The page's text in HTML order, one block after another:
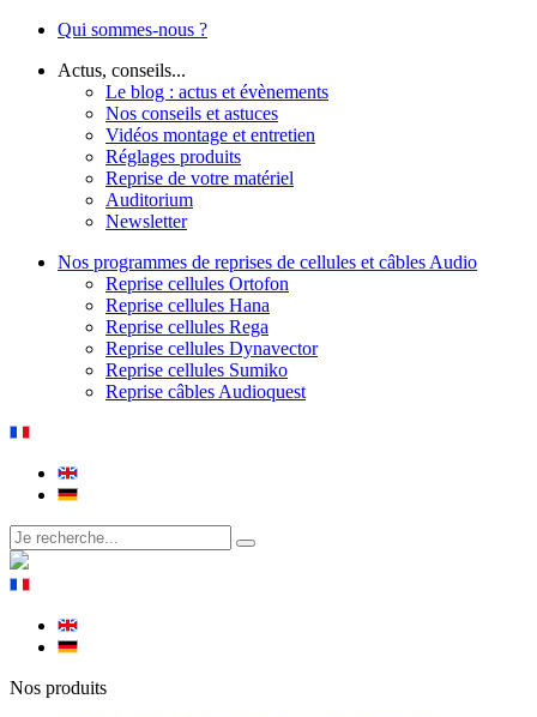
Qui sommes-nous ?
Actus, conseils...
Le blog : actus et évènements
Nos conseils et astuces
Vidéos montage et entretien
Réglages produits
Reprise de votre matériel
Auditorium
Newsletter
Nos programmes de reprises de cellules et câbles Audio
Reprise cellules Ortofon
Reprise cellules Hana
Reprise cellules Rega
Reprise cellules Dynavector
Reprise cellules Sumiko
Reprise câbles Audioquest
Nos produits